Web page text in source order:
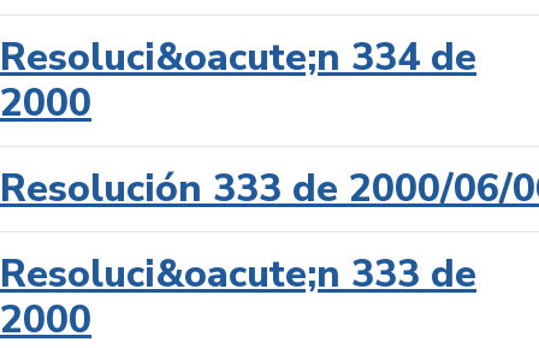
Resoluci&oacute;n 334 de
2000
Resolución 333 de 2000/06/
Resoluci&oacute;n 333 de
2000